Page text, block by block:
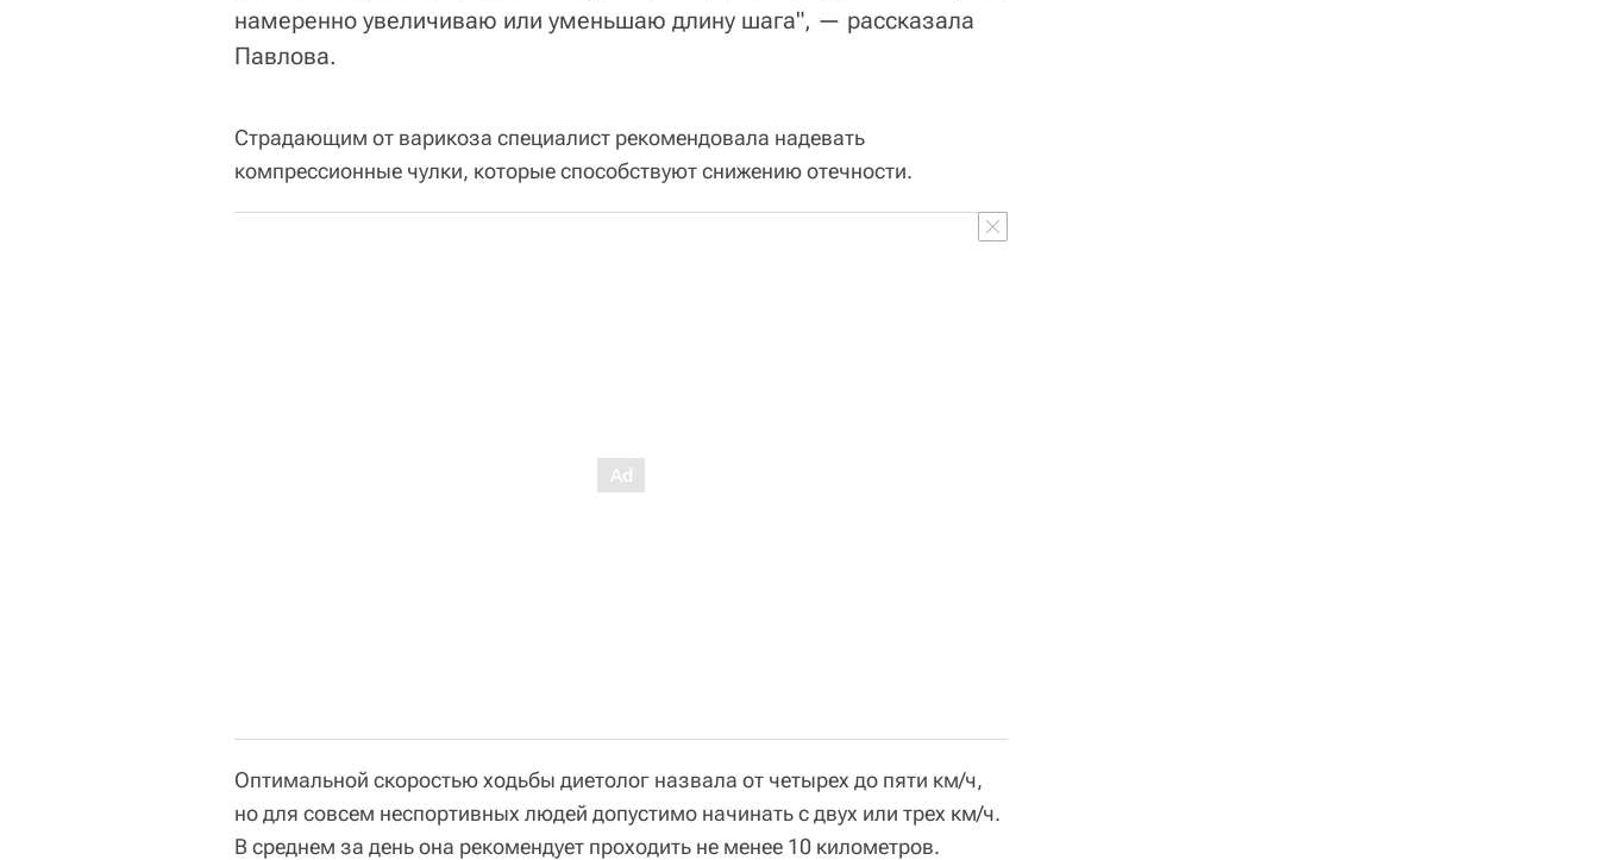
намеренно увеличиваю или уменьшаю длину шага", — рассказала
Павлова.
Страдающим от варикоза специалист рекомендовала надевать
компрессионные чулки, которые способствуют снижению отечности.
Оптимальной скоростью ходьбы диетолог назвала от четырех до пяти км/ч,
но для совсем неспортивных людей допустимо начинать с двух или трех км/ч.
В среднем за день она рекомендует проходить не менее 10 километров.